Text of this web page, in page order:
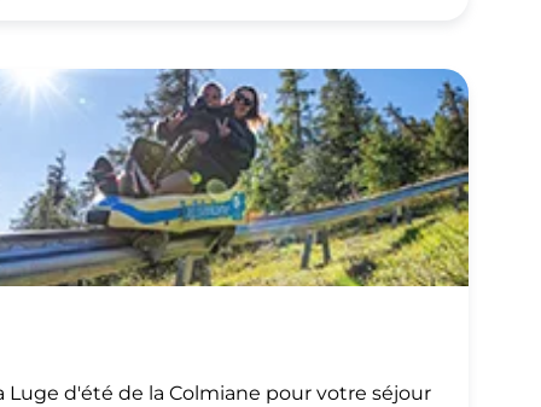
Luge d'été de la Colmiane pour votre séjour